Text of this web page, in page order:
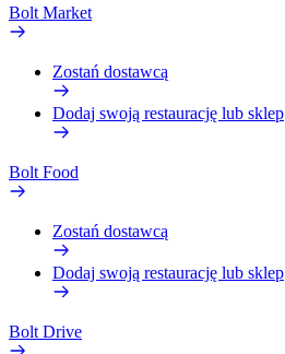
Bolt Market
Zostań dostawcą
Dodaj swoją restaurację lub sklep
Bolt Food
Zostań dostawcą
Dodaj swoją restaurację lub sklep
Bolt Drive